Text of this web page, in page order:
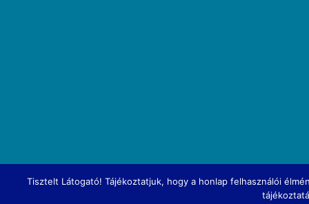
Tisztelt Látogató! Tájékoztatjuk, hogy a honlap felhasználói